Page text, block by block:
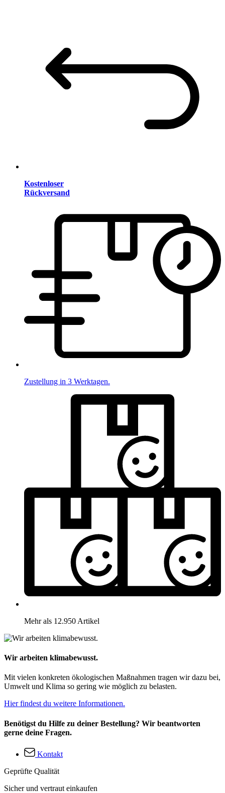
Kostenloser
Rückversand
Zustellung in 3 Werktagen.
Mehr als 12.950 Artikel
Wir arbeiten klimabewusst.
Mit vielen konkreten ökologischen Maßnahmen tragen wir dazu bei,
Umwelt und Klima so gering wie möglich zu belasten.
Hier findest du weitere Informationen.
Benötigst du Hilfe zu deiner Bestellung? Wir beantworten
gerne deine Fragen.
Kontakt
Geprüfte Qualität
Sicher und vertraut einkaufen